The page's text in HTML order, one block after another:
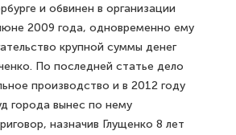
и обвинен в организации
2009 года, одновременно ему
крупной суммы денег
По последней статье дело
производство и в 2012 году
города вынес по нему
назначив Глущенко 8 лет